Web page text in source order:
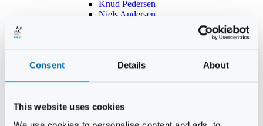
Consent Details About
This website uses cookies
Knud Pedersen
Niels Andersen
Christian Hjorth
Niels Thomas Rosenberg
Benny Gensbøl